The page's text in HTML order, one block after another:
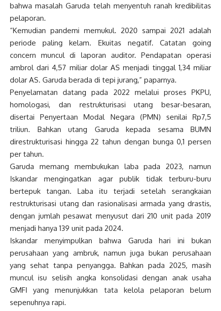
bahwa masalah Garuda telah menyentuh ranah kredibilitas
pelaporan.
“Kemudian pandemi memukul. 2020 sampai 2021 adalah
periode paling kelam. Ekuitas negatif. Catatan going
concern muncul di laporan auditor. Pendapatan operasi
ambrol dari 4,57 miliar dolar AS menjadi tinggal 1,34 miliar
dolar AS. Garuda berada di tepi jurang,” paparnya.
Penyelamatan datang pada 2022 melalui proses PKPU,
homologasi, dan restrukturisasi utang besar-besaran,
disertai Penyertaan Modal Negara (PMN) senilai Rp7,5
triliun. Bahkan utang Garuda kepada sesama BUMN
direstrukturisasi hingga 22 tahun dengan bunga 0,1 persen
per tahun.
Garuda memang membukukan laba pada 2023, namun
Iskandar mengingatkan agar publik tidak terburu-buru
bertepuk tangan. Laba itu terjadi setelah serangkaian
restrukturisasi utang dan rasionalisasi armada yang drastis,
dengan jumlah pesawat menyusut dari 210 unit pada 2019
menjadi hanya 139 unit pada 2024.
Iskandar menyimpulkan bahwa Garuda hari ini bukan
perusahaan yang ambruk, namun juga bukan perusahaan
yang sehat tanpa penyangga. Bahkan pada 2025, masih
muncul isu selisih angka konsolidasi dengan anak usaha
GMFI yang menunjukkan tata kelola pelaporan belum
sepenuhnya rapi.